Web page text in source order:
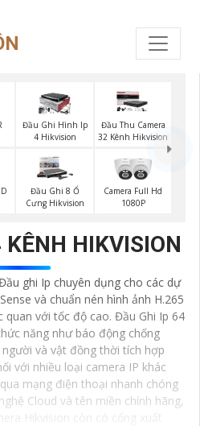
Đầu Ghi Hình Ip
4 Hikvision
Đầu Thu Camera
32 Kênh Hikvision
Đầu Ghi 8 Ổ
Cưng Hikvision
Camera Full Hd
1080P
HIKVISION
ghi Ip chuyên dụng cho các dự
và chuẩn nén hình ảnh H.265
với tốc độ cao. Đầu Ghi Ip 64
năng như báo động chống
và vật đồng thời tích hợp
với nhiều loại camera IP khác
mạng điện thoại nhanh chóng
Cloud và tên miền chính hãng,
Hikvision còn có cổng xuất